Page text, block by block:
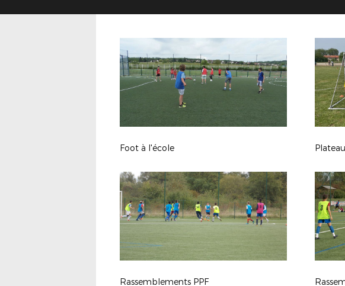
Foot à l'école
Rassemblements PPF